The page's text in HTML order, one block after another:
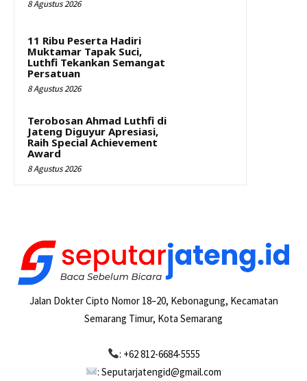
8 Agustus 2026
11 Ribu Peserta Hadiri
Muktamar Tapak Suci,
Luthfi Tekankan Semangat
Persatuan
8 Agustus 2026
Terobosan Ahmad Luthfi di
Jateng Diguyur Apresiasi,
Raih Special Achievement
Award
8 Agustus 2026
Jalan Dokter Cipto Nomor 18–20, Kebonagung, Kecamatan
Semarang Timur, Kota Semarang
: +62 812-6684-5555
: Seputarjatengid@gmail.com